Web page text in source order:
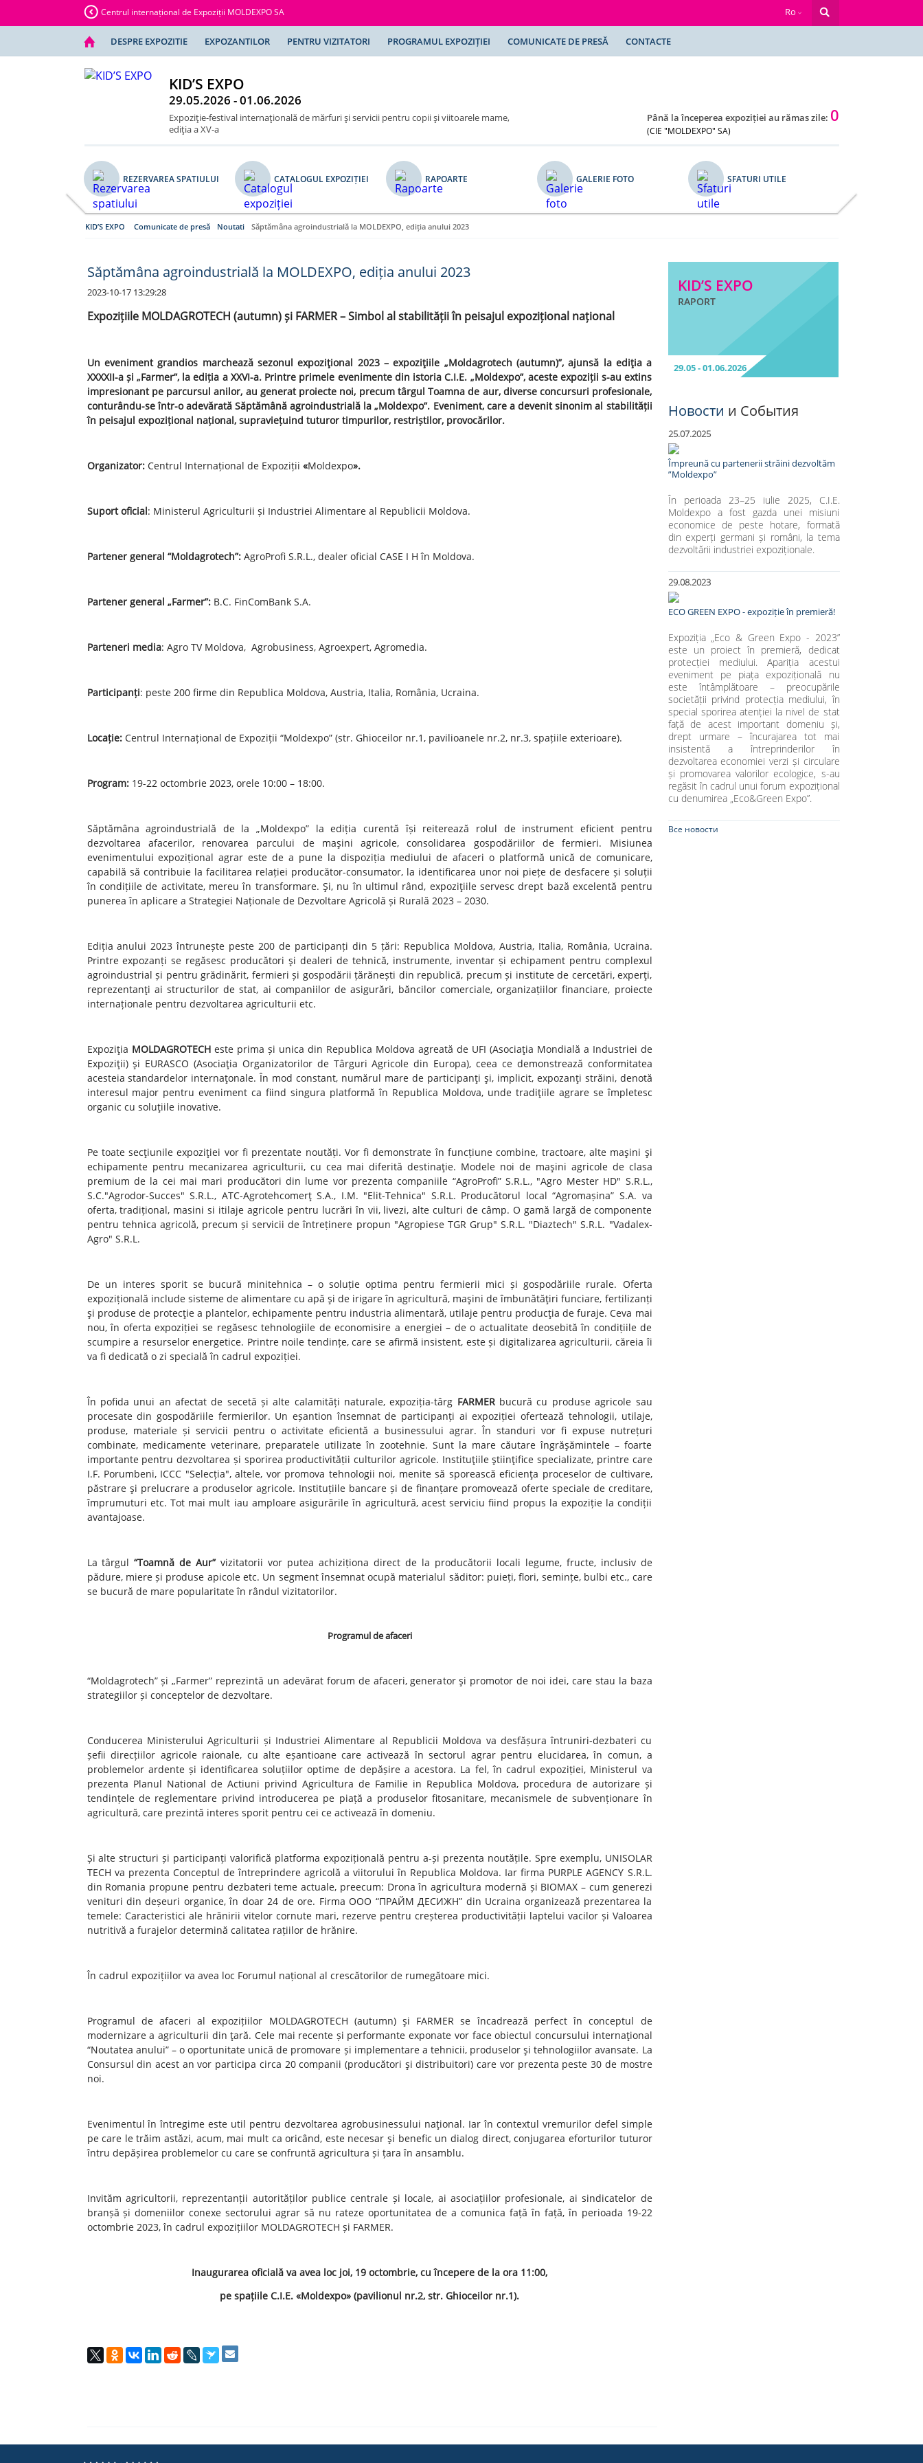
Centrul internațional de Expoziții MOLDEXPO SA Ro
DESPRE EXPOZITIE EXPOZANTILOR PENTRU VIZITATORI PROGRAMUL EXPOZIȚIEI COMUNICATE DE PRESĂ CONTACTE
KID’S EXPO
29.05.2026 - 01.06.2026
Expoziţie-festival internaţională de mărfuri şi servicii pentru copii şi viitoarele mame,
ediţia a XV-a
Până la începerea expoziției au rămas zile: 0
(CIE "MOLDEXPO" SA)
REZERVAREA SPATIULUI CATALOGUL EXPOZIȚIEI RAPOARTE GALERIE FOTO SFATURI UTILE
KID’S EXPO Comunicate de presă Noutati Săptămâna agroindustrială la MOLDEXPO, ediția anului 2023
Săptămâna agroindustrială la MOLDEXPO, ediția anului 2023
2023-10-17 13:29:28
Expozițiile MOLDAGROTECH (autumn) și FARMER – Simbol al stabilității în peisajul expozițional național
Un eveniment grandios marchează sezonul expoziţional 2023 – expoziţiile „Moldagrotech (autumn)”, ajunsă la ediţia a
XXXXII-a și „Farmer”, la ediția a XXVI-a. Printre primele evenimente din istoria C.I.E. „Moldexpo”, aceste expoziții s-au extins
impresionant pe parcursul anilor, au generat proiecte noi, precum târgul Toamna de aur, diverse concursuri profesionale,
conturându-se într-o adevărată Săptămână agroindustrială la „Moldexpo”. Eveniment, care a devenit sinonim al stabilității
în peisajul expozițional național, supraviețuind tuturor timpurilor, restriștilor, provocărilor.
Organizator: Centrul Internațional de Expoziții «Moldexpo».
Suport oficial: Ministerul Agriculturii și Industriei Alimentare al Republicii Moldova.
Partener general “Moldagrotech”:AgroProfi S.R.L., dealer oficial CASE I H în Moldova.
Partener general „Farmer”:B.C. FinComBank S.A.
Parteneri media: Agro TV Moldova, Agrobusiness, Agroexpert, Agromedia.
Participanți: peste 200 firme din Republica Moldova, Austria, Italia, România, Ucraina.
Locație:Centrul Internațional de Expoziții “Moldexpo” (str. Ghioceilor nr.1, pavilioanele nr.2, nr.3, spațiile exterioare).
Program:19-22 octombrie 2023, orele 10:00 – 18:00.
Săptămâna agroindustrială de la „Moldexpo” la ediția curentă își reiterează rolul de instrument eficient pentru
dezvoltarea afacerilor, renovarea parcului de maşini agricole, consolidarea gospodăriilor de fermieri. Misiunea
evenimentului expozițional agrar este de a pune la dispoziția mediului de afaceri o platformă unică de comunicare,
capabilă să contribuie la facilitarea relației producător-consumator, la identificarea unor noi piețe de desfacere și soluții
în condițiile de activitate, mereu în transformare. Şi, nu în ultimul rând, expoziţiile servesc drept bază excelentă pentru
punerea în aplicare a Strategiei Naționale de Dezvoltare Agricolă și Rurală 2023 – 2030.
Ediția anului 2023 întrunește peste 200 de participanți din 5 țări: Republica Moldova, Austria, Italia, România, Ucraina.
Printre expozanți se regăsesc producători şi dealeri de tehnică, instrumente, inventar și echipament pentru complexul
agroindustrial și pentru grădinărit, fermieri și gospodării țărănești din republică, precum și institute de cercetări, experţi,
reprezentanţi ai structurilor de stat, ai companiilor de asigurări, băncilor comerciale, organizațiilor financiare, proiecte
internaționale pentru dezvoltarea agriculturii etc.
Expoziţia MOLDAGROTECH este prima și unica din Republica Moldova agreată de UFI (Asociaţia Mondială a Industriei de
Expoziţii) şi EURASCO (Asociaţia Organizatorilor de Târguri Agricole din Europa), ceea ce demonstrează conformitatea
acesteia standardelor internaţonale. În mod constant, numărul mare de participanţi şi, implicit, expozanţi străini, denotă
interesul major pentru eveniment ca fiind singura platformă în Republica Moldova, unde tradiţiile agrare se împletesc
organic cu soluţiile inovative.
Pe toate secţiunile expoziţiei vor fi prezentate noutăți. Vor fi demonstrate în funcțiune combine, tractoare, alte maşini şi
echipamente pentru mecanizarea agriculturii, cu cea mai diferită destinaţie. Modele noi de maşini agricole de clasa
premium de la cei mai mari producători din lume vor prezenta companiile “AgroProfi” S.R.L., "Agro Mester HD" S.R.L.,
S.C."Agrodor-Succes" S.R.L., ATC-Agrotehcomerţ S.A., I.M. "Elit-Tehnica" S.R.L. Producătorul local “Agromașina” S.A. va
oferta, tradițional, masini si itilaje agricole pentru lucrări în vii, livezi, alte culturi de câmp. O gamă largă de componente
pentru tehnica agricolă, precum și servicii de întreținere propun "Agropiese TGR Grup" S.R.L. "Diaztech" S.R.L. "Vadalex-
Agro" S.R.L.
De un interes sporit se bucură minitehnica – o soluție optima pentru fermierii mici și gospodăriile rurale. Oferta
expozițională include sisteme de alimentare cu apă şi de irigare în agricultură, maşini de îmbunătăţiri funciare, fertilizanți
şi produse de protecţie a plantelor, echipamente pentru industria alimentară, utilaje pentru producţia de furaje. Ceva mai
nou, în oferta expoziției se regăsesc tehnologiile de economisire a energiei – de o actualitate deosebită în condițiile de
scumpire a resurselor energetice. Printre noile tendințe, care se afirmă insistent, este și digitalizarea agriculturii, căreia îi
va fi dedicată o zi specială în cadrul expoziției.
În pofida unui an afectat de secetă și alte calamități naturale, expoziția-târg FARMERbucură cu produse agricole sau
procesate din gospodăriile fermierilor. Un eșantion însemnat de participanți ai expoziției ofertează tehnologii, utilaje,
produse, materiale și servicii pentru o activitate eficientă a businessului agrar. În standuri vor fi expuse nutrețuri
combinate, medicamente veterinare, preparatele utilizate în zootehnie. Sunt la mare căutare îngrăşămintele – foarte
importante pentru dezvoltarea și sporirea productivității culturilor agricole. Instituţiile ştiinţifice specializate, printre care
I.F. Porumbeni, ICCC "Selecția", altele, vor promova tehnologii noi, menite să sporească eficienţa proceselor de cultivare,
păstrare şi prelucrare a produselor agricole. Instituțiile bancare și de finanțare promovează oferte speciale de creditare,
împrumuturi etc. Tot mai mult iau amploare asigurările în agricultură, acest serviciu fiind propus la expoziție la condiții
avantajoase.
La târgul“Toamnă de Aur”vizitatorii vor putea achiziționa direct de la producătorii locali legume, fructe, inclusiv de
pădure, miere și produse apicole etc. Un segment însemnat ocupă materialul săditor: puieți, flori, semințe, bulbi etc., care
se bucură de mare popularitate în rândul vizitatorilor.
Programul de afaceri
“Moldagrotech” și „Farmer” reprezintă un adevărat forum de afaceri, generator şi promotor de noi idei, care stau la baza
strategiilor și conceptelor de dezvoltare.
Conducerea Ministerului Agriculturii și Industriei Alimentare al Republicii Moldova va desfășura întruniri-dezbateri cu
șefii direcțiilor agricole raionale, cu alte eșantioane care activează în sectorul agrar pentru elucidarea, în comun, a
problemelor ardente și identificarea soluțiilor optime de depășire a acestora. La fel, în cadrul expoziției, Ministerul va
prezenta Planul National de Actiuni privind Agricultura de Familie in Republica Moldova, procedura de autorizare și
tendințele de reglementare privind introducerea pe piață a produselor fitosanitare, mecanismele de subvenționare în
agricultură, care prezintă interes sporit pentru cei ce activează în domeniu.
Și alte structuri și participanți valorifică platforma expozițională pentru a-și prezenta noutățile. Spre exemplu, UNISOLAR
TECH va prezenta Conceptul de întreprindere agricolă a viitorului în Republica Moldova. Iar firma PURPLE AGENCY S.R.L.
din Romania propune pentru dezbateri teme actuale, preecum: Drona în agricultura modernă și BIOMAX – cum generezi
venituri din deșeuri organice, în doar 24 de ore. Firma ООО “ПРАЙМ ДЕСИЖН” din Ucraina organizează prezentarea la
temele: Caracteristici ale hrănirii vitelor cornute mari, rezerve pentru creșterea productivității laptelui vacilor și Valoarea
nutritivă a furajelor determină calitatea rațiilor de hrănire.
În cadrul expozițiilor va avea loc Forumul național al crescătorilor de rumegătoare mici.
Programul de afaceri al expozițiilor MOLDAGROTECH (autumn) şi FARMER se încadrează perfect în conceptul de
modernizare a agriculturii din ţară. Cele mai recente și performante exponate vor face obiectul concursului internaţional
“Noutatea anului” – o oportunitate unică de promovare și implementare a tehnicii, produselor şi tehnologiilor avansate. La
Consursul din acest an vor participa circa 20 companii (producători şi distribuitori) care vor prezenta peste 30 de mostre
noi.
Evenimentul în întregime este util pentru dezvoltarea agrobusinessului naţional. Iar în contextul vremurilor defel simple
pe care le trăim astăzi, acum, mai mult ca oricând, este necesar şi benefic un dialog direct, conjugarea eforturilor tuturor
întru depășirea problemelor cu care se confruntă agricultura și țara în ansamblu.
Invităm agricultorii, reprezentanții autorităților publice centrale și locale, ai asociațiilor profesionale, ai sindicatelor de
branșă și domeniilor conexe sectorului agrar să nu rateze oportunitatea de a comunica față în față, în perioada 19-22
octombrie 2023, în cadrul expozițiilor MOLDAGROTECH și FARMER.
Inaugurarea oficială va avea loc joi, 19 octombrie, cu începere de la ora 11:00,
pe spațiile C.I.E. «Moldexpo» (pavilionul nr.2, str. Ghioceilor nr.1).
KID’S EXPO
RAPORT
29.05 - 01.06.2026
Новости и События
25.07.2025
Împreună cu partenerii străini dezvoltăm
”Moldexpo”
În perioada 23–25 iulie 2025, C.I.E.
Moldexpo a fost gazda unei misiuni
economice de peste hotare, formată
din experți germani și români, la tema
dezvoltării industriei expoziționale.
29.08.2023
ECO GREEN EXPO - expoziție în premieră!
Expoziția „Eco & Green Expo - 2023”
este un proiect în premieră, dedicat
protecției mediului. Apariția acestui
eveniment pe piața expozițională nu
este întâmplătoare – preocupările
societății privind protecția mediului, în
special sporirea atenției la nivel de stat
față de acest important domeniu și,
drept urmare – încurajarea tot mai
insistentă a întreprinderilor în
dezvoltarea economiei verzi și circulare
și promovarea valorilor ecologice, s-au
regăsit în cadrul unui forum expozițional
cu denumirea „Eco&Green Expo”.
Все новости